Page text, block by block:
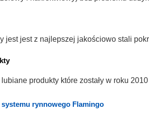
jest jest z najlepszej jakościowo stali
produkty które zostały w roku
rynnowego Flamingo